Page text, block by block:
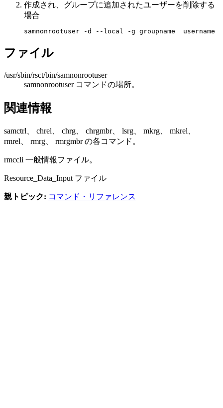
作成され、グループに追加されたユーザーを削除する
場合
samnonrootuser -d --local -g groupname  username
ファイル
/usr/sbin/rsct/bin/samnonrootuser
samnonrootuser コマンドの場所。
関連情報
samctrl chrel chrg chrgmbr、 lsrg mkrg mkrel
rmrel
rmrg rmrgmbrの各コマンド。
rmccli 一般情報ファイル。
Resource_Data_Input ファイル
親トピック: コマンド・リファレンス